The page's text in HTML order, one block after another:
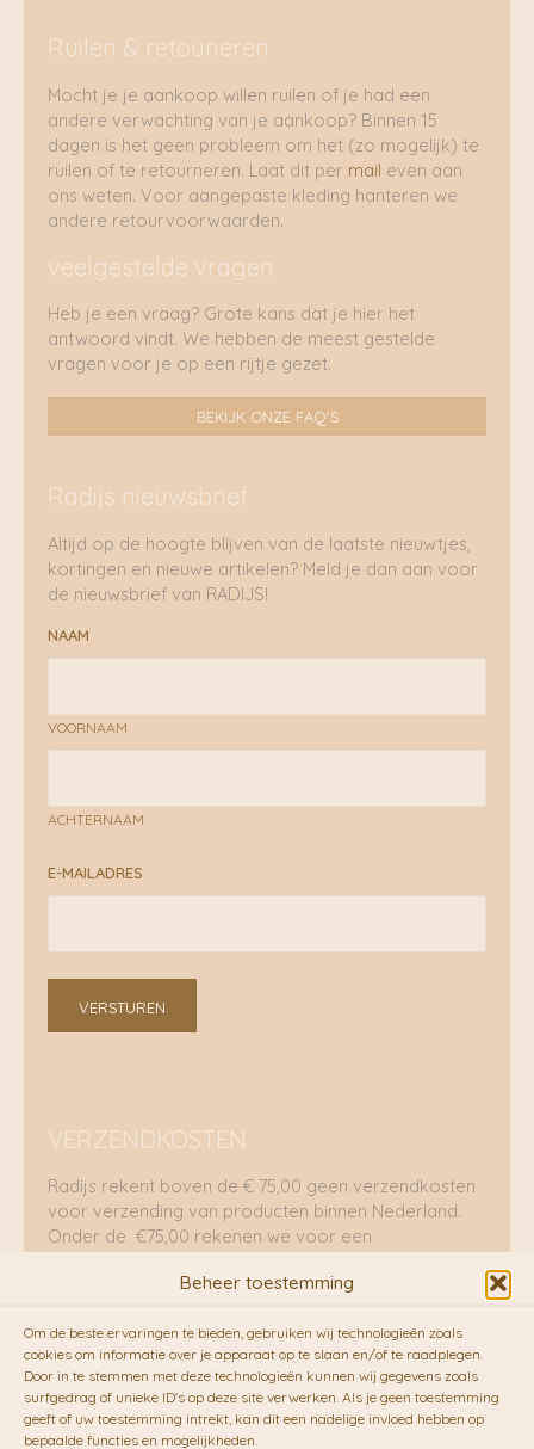
Beheer toestemming
Om de beste ervaringen te bieden, gebruiken wij technologieën zoals
cookies om informatie over je apparaat op te slaan en/of te raadplegen.
Door in te stemmen met deze technologieën kunnen wij gegevens zoals
surfgedrag of unieke ID's op deze site verwerken. Als je geen toestemming
geeft of uw toestemming intrekt, kan dit een nadelige invloed hebben op
bepaalde functies en mogelijkheden.
Ruilen & retouneren
Mocht je je aankoop willen ruilen of je had een
andere verwachting van je aankoop? Binnen 15
dagen is het geen probleem om het (zo mogelijk) te
ruilen of te retourneren. Laat dit per mail even aan
ons weten. Voor aangepaste kleding hanteren we
andere retourvoorwaarden.
veelgestelde vragen
Heb je een vraag? Grote kans dat je hier het
antwoord vindt. We hebben de meest gestelde
vragen voor je op een rijtje gezet.
BEKIJK ONZE FAQ'S
Radijs nieuwsbrief
Altijd op de hoogte blijven van de laatste nieuwtjes,
kortingen en nieuwe artikelen? Meld je dan aan voor
de nieuwsbrief van RADIJS!
NAAM
VOORNAAM
ACHTERNAAM
E-MAILADRES
VERSTUREN
VERZENDKOSTEN
Radijs rekent boven de € 75,00 geen verzendkosten
voor verzending van producten binnen Nederland.
Onder de €75,00 rekenen we voor een
RADIJS werkt samen met de duurzame bezorgdienst
vanFietskoeriers.nl. Pakketten (mits voorradig) voor
10.00 uur besteld op een doordeweekse dag,
bezorgen zij soms nog op dezelfde dag in de